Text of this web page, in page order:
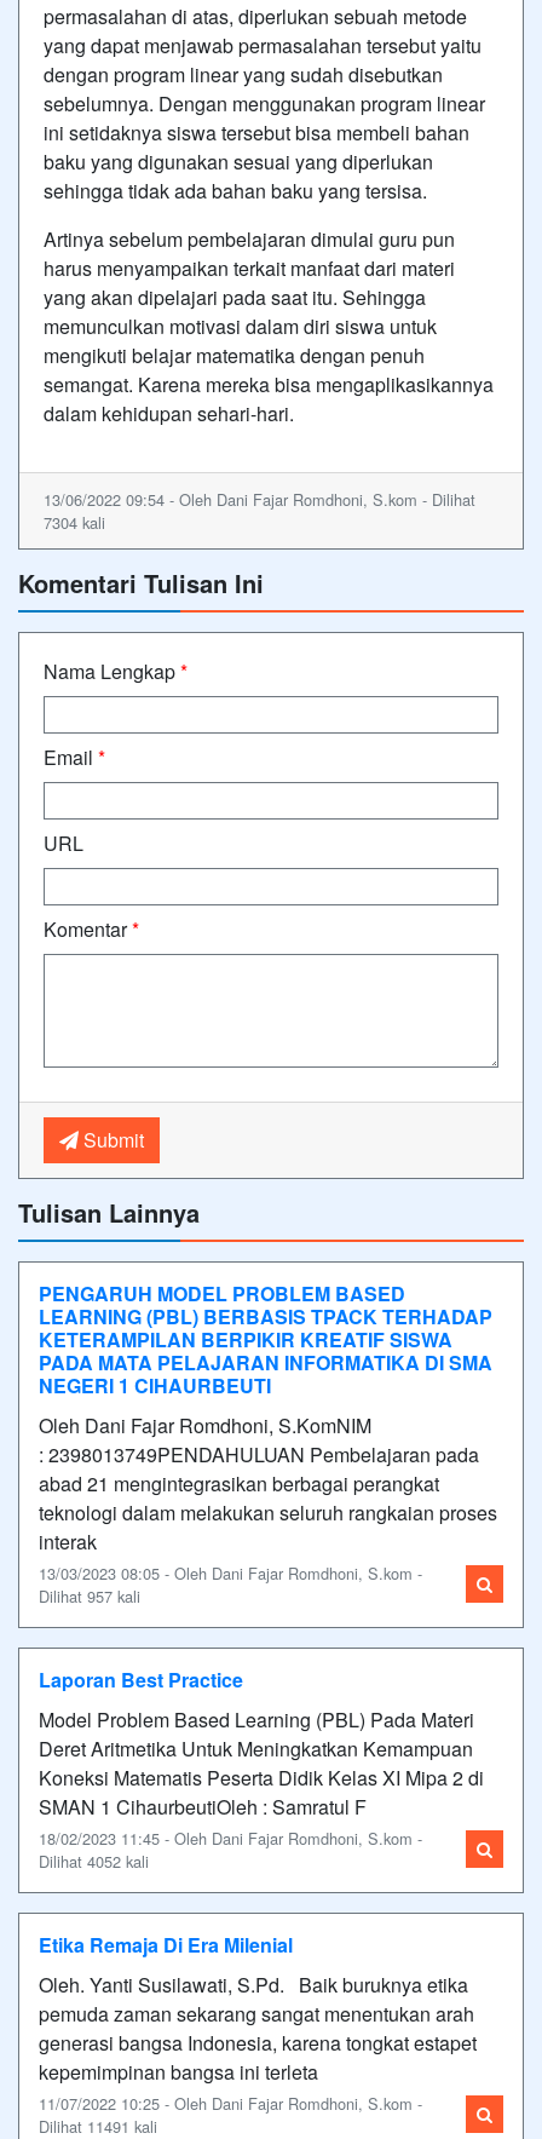
permasalahan di atas, diperlukan sebuah metode
yang dapat menjawab permasalahan tersebut yaitu
dengan program linear yang sudah disebutkan
sebelumnya. Dengan menggunakan program linear
ini setidaknya siswa tersebut bisa membeli bahan
baku yang digunakan sesuai yang diperlukan
sehingga tidak ada bahan baku yang tersisa.
Artinya sebelum pembelajaran dimulai guru pun
harus menyampaikan terkait manfaat dari materi
yang akan dipelajari pada saat itu. Sehingga
memunculkan motivasi dalam diri siswa untuk
mengikuti belajar matematika dengan penuh
semangat. Karena mereka bisa mengaplikasikannya
dalam kehidupan sehari-hari.
13/06/2022 09:54 - Oleh Dani Fajar Romdhoni, S.kom - Dilihat
7304 kali
Komentari Tulisan Ini
Nama Lengkap*
Email *
URL
Komentar*
Submit
Tulisan Lainnya
PENGARUH MODEL PROBLEM BASED
LEARNING (PBL) BERBASIS TPACK TERHADAP
KETERAMPILAN BERPIKIR KREATIF SISWA
PADA MATA PELAJARAN INFORMATIKA DI SMA
NEGERI 1 CIHAURBEUTI
Oleh Dani Fajar Romdhoni, S.KomNIM
: 2398013749PENDAHULUAN Pembelajaran pada
abad 21 mengintegrasikan berbagai perangkat
teknologi dalam melakukan seluruh rangkaian proses
interak
13/03/2023 08:05 - Oleh Dani Fajar Romdhoni, S.kom -
Dilihat 957 kali
Laporan Best Practice
Model Problem Based Learning (PBL) Pada Materi
Deret Aritmetika Untuk Meningkatkan Kemampuan
Koneksi Matematis Peserta Didik Kelas XI Mipa 2 di
SMAN 1 CihaurbeutiOleh : Samratul F
18/02/2023 11:45 - Oleh Dani Fajar Romdhoni, S.kom -
Dilihat 4052 kali
Etika Remaja Di Era Milenial
Oleh. Yanti Susilawati, S.Pd. Baik buruknya etika
pemuda zaman sekarang sangat menentukan arah
generasi bangsa Indonesia, karena tongkat estapet
kepemimpinan bangsa ini terleta
11/07/2022 10:25 - Oleh Dani Fajar Romdhoni, S.kom -
Dilihat 11491 kali